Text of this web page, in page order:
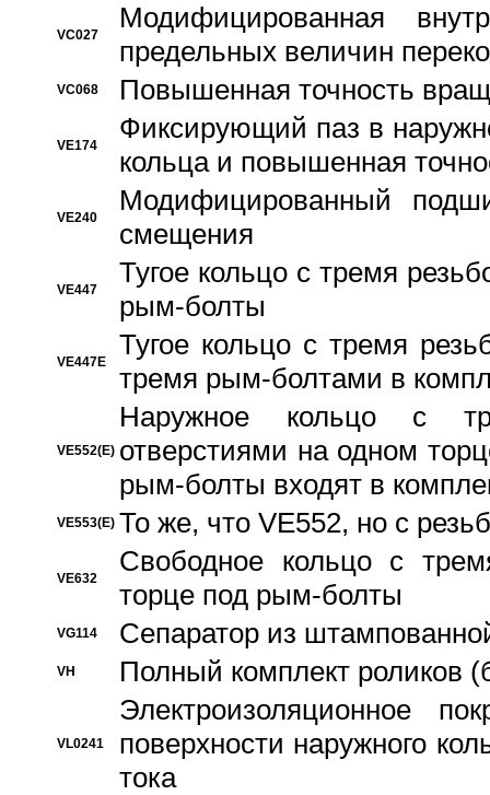
VC027
Модифицированная
предельных величин
VC068 Повышенная точность
VE174
Фиксирующий паз в
кольца и повышенная
VE240
Модифицированный
смещения
VE447
Тугое кольцо с тремя
рым-болты
VE447E
Тугое кольцо с тремя
тремя рым-болтами в
VE552(E)
Наружное кольцо с
отверстиями на одном
рым-болты входят в
VE553(E) То же, что VE552, но с
VE632
Свободное кольцо с
торце под рым-болты
VG114 Сепаратор из
VH Полный комплект роликов
VL0241
Электроизоляционное
поверхности наружного
тока